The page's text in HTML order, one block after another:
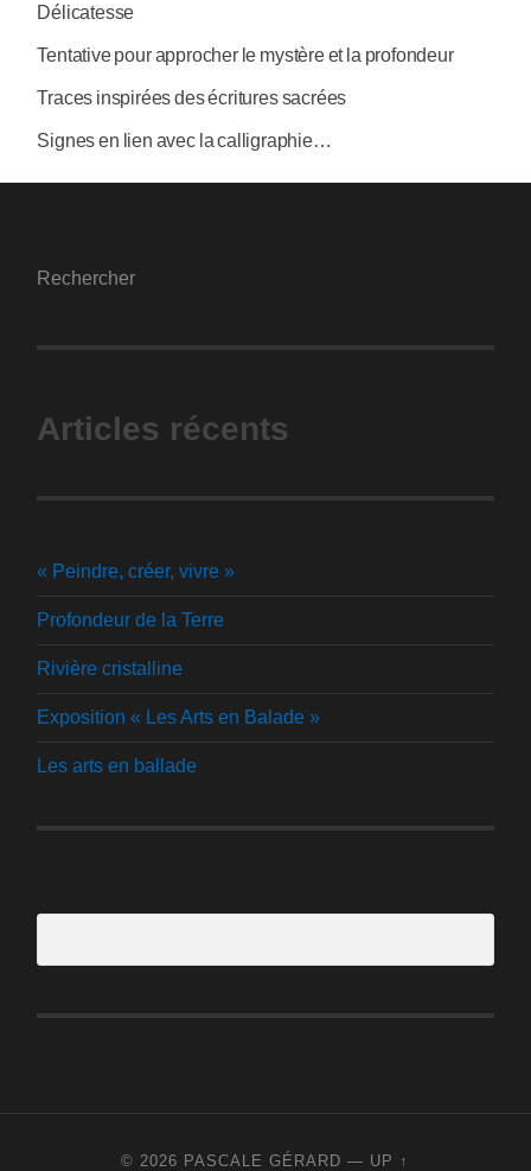
Délicatesse
Tentative pour approcher le mystère et la profondeur
Traces inspirées des écritures sacrées
Signes en lien avec la calligraphie…
Rechercher
Articles récents
« Peindre, créer, vivre »
Profondeur de la Terre
Rivière cristalline
Exposition « Les Arts en Balade »
Les arts en ballade
© 2026 PASCALE GÉRARD — UP ↑